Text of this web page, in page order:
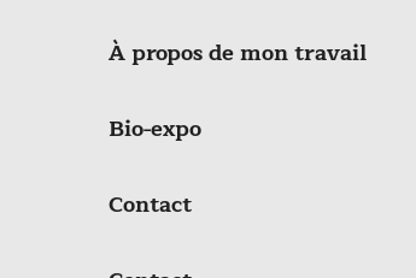
À propos de mon travail
Bio-expo
Contact